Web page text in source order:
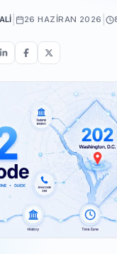
26 HAZIRAN 2026